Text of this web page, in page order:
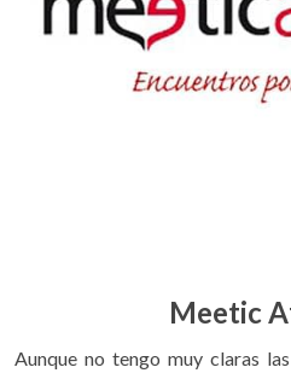
Meetic
Aunque no tengo muy claras